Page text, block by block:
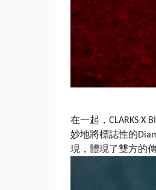
在一起， CLARKS X
妙地將標誌性的
現，體現了雙方的